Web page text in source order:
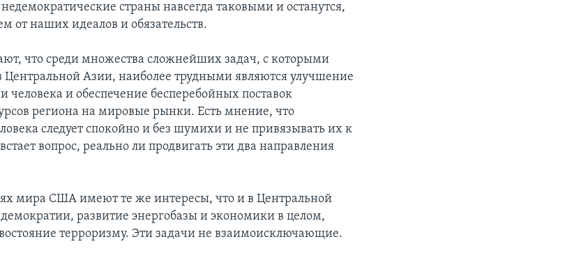
страны навсегда таковыми и останутся,
от наших идеалов и обязательств.
что среди множества сложнейших задач, с которыми
Азии, наиболее трудными являются улучшение
человека и обеспечение бесперебойных поставок
региона на мировые рынки. Есть мнение, что
следует спокойно и без шумихи и не привязывать их к
вопрос, реально ли продвигать эти два направления
мира США имеют те же интересы, что и в Центральной
развитие энергобазы и экономики в целом,
терроризму. Эти задачи не взаимоисключающие.